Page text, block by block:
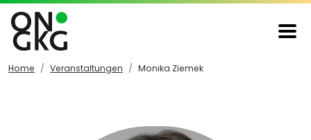
Home Veranstaltungen Monika Ziemek